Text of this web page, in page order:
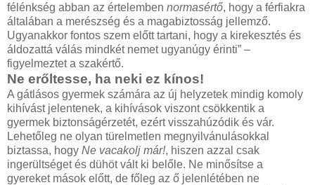
félénkség abban az értelemben normasértő, hogy a férfiakra
általában a merészség és a magabiztosság jellemző.
Ugyanakkor fontos szem előtt tartani, hogy a kirekesztés és
áldozattá válás mindkét nemet ugyanúgy érinti” –
figyelmeztet a szakértő.
Ne erőltesse, ha neki ez kínos!
A gátlásos gyermek számára az új helyzetek mindig komoly
kihívást jelentenek, a kihívások viszont csökkentik a
gyermek biztonságérzetét, ezért visszahúzódik és vár.
Lehetőleg ne olyan türelmetlen megnyilvánulásokkal
biztassa, hogy Ne vacakolj már!, hiszen azzal csak
ingerültséget és dühöt vált ki belőle. Ne minősítse a
gyereket mások előtt, de főleg az ő jelenlétében ne